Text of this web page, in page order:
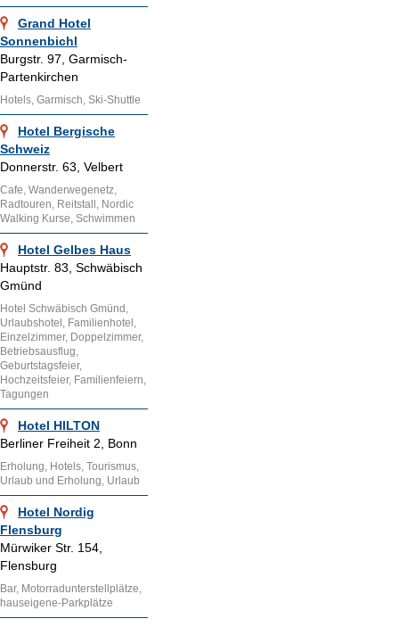
Grand Hotel
Sonnenbichl
Burgstr. 97, Garmisch-
Partenkirchen
Hotels, Garmisch, Ski-Shuttle
Hotel Bergische
Schweiz
Donnerstr. 63, Velbert
Cafe, Wanderwegenetz,
Radtouren, Reitstall, Nordic
Walking Kurse, Schwimmen
Hotel Gelbes Haus
Hauptstr. 83, Schwäbisch
Gmünd
Hotel Schwäbisch Gmünd,
Urlaubshotel, Familienhotel,
Einzelzimmer, Doppelzimmer,
Betriebsausflug,
Geburtstagsfeier,
Hochzeitsfeier, Familienfeiern,
Tagungen
Hotel HILTON
Berliner Freiheit 2, Bonn
Erholung, Hotels, Tourismus,
Urlaub und Erholung, Urlaub
Hotel Nordig
Flensburg
Mürwiker Str. 154,
Flensburg
Bar, Motorradunterstellplätze,
hauseigene-Parkplätze